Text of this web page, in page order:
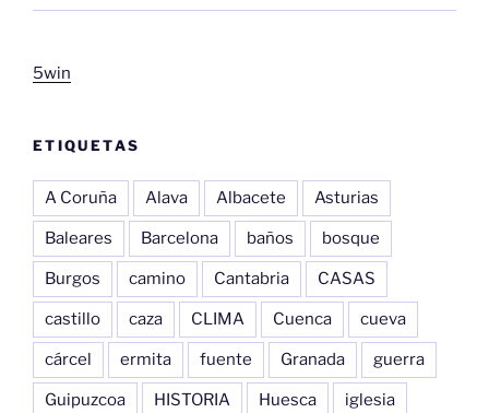
5win
ETIQUETAS
A Coruña Alava Albacete Asturias
Baleares Barcelona baños bosque
Burgos camino Cantabria CASAS
castillo caza CLIMA Cuenca cueva
cárcel ermita fuente Granada guerra
Guipuzcoa HISTORIA Huesca iglesia